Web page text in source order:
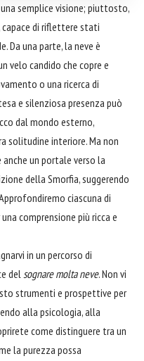
semplice visione; piuttosto,
capace di riflettere stati
Da una parte, la neve è
velo candido che copre e
o una ricerca di
e silenziosa presenza può
dal mondo esterno,
solitudine interiore. Ma non
un portale verso la
della Smorfia, suggerendo
ciascuna di
comprensione più ricca e
in un percorso di
delsognare molta neve. Non vi
strumenti e prospettive per
alla psicologia, alla
come distinguere tra un
la purezza possa